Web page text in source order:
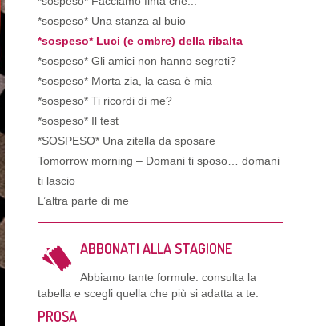
*sospeso* Una stanza al buio
*sospeso* Luci (e ombre) della ribalta
*sospeso* Gli amici non hanno segreti?
*sospeso* Morta zia, la casa è mia
*sospeso* Ti ricordi di me?
*sospeso* Il test
*SOSPESO* Una zitella da sposare
Tomorrow morning – Domani ti sposo… domani
ti lascio
L’altra parte di me
ABBONATI ALLA STAGIONE
Abbiamo tante formule: consulta la
tabella e scegli quella che più si adatta a te.
PROSA